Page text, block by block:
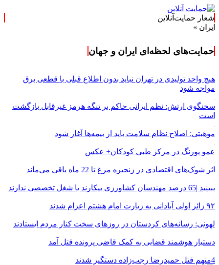
شعار حمایت‌آنلاین
حمایت‌های لحظه‌ای ایران و جهان
هیچ واحد تولیدی در تهران نباید بدون اطلاع قبلی با قطعی برق
مواجه شود
سخنگوی ارتش: نظم ایرانی حاکم بر تنگه هرمز غیرقابل بازگشت
است
موهبتی: اصلاح نظام سلامت باید از بیمه‌ها آغاز شود
عمو پورنگ در مرکز طبی کودکان+ عکس
اثر شوک‌های اقتصادی در زنجیره مرغ تا 22 ماه باقی می‌ماند
ببینید |65 درصد مهندسان کشاورزی بیکارند یا شغل تخصصی ندارند
۹۲ زائر اولی آبادانی به زیارت امام هشتم اعزام شدند
لهونی: رسانه‌های کردستان در روزهای سخت کنار مردم ایستادند
دستیار هوشمند قضایی به کمک قاضی پرونده قتل آمد
4متهم قتل حمیدرضا رجب‌زاده دستگیر شدند